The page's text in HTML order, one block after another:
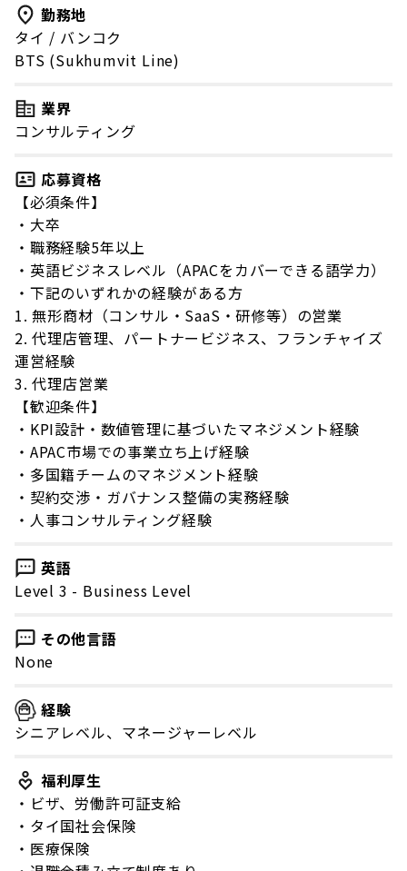
勤務地
タイ / バンコク
BTS (Sukhumvit Line)
業界
コンサルティング
応募資格
【必須条件】
・大卒
・職務経験5年以上
・英語ビジネスレベル（APACをカバーできる語学力）
・下記のいずれかの経験がある方
1. 無形商材（コンサル・SaaS・研修等）の営業
2. 代理店管理、パートナービジネス、フランチャイズ
運営経験
3. 代理店営業
【歓迎条件】
・KPI設計・数値管理に基づいたマネジメント経験
・APAC市場での事業立ち上げ経験
・多国籍チームのマネジメント経験
・契約交渉・ガバナンス整備の実務経験
・人事コンサルティング経験
英語
Level 3 - Business Level
その他言語
None
経験
シニアレベル、マネージャーレベル
福利厚生
・ビザ、労働許可証支給
・タイ国社会保険
・医療保険